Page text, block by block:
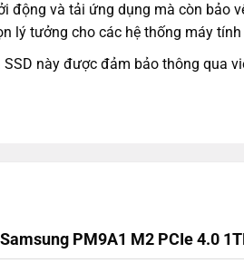
động và tải ứng dụng mà còn bảo
lý tưởng cho các hệ thống máy
này được đảm bảo thông
PM9A1 M2 PCIe 4.0